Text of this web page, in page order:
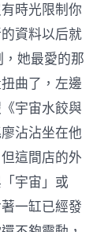
時光限制你
資料以后就
她最愛的那
曲了，左邊
宇宙水餃與
沾沾坐在他
這間店的外
宇宙」或
一缸已經發